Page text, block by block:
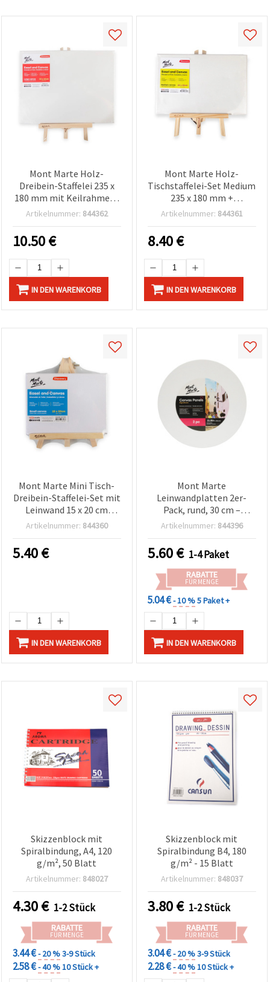
Mont Marte Holz-
Dreibein-Staffelei 235 x
180 mm mit Keilrahmen-
Leinwand 150 x 200 mm,
Artikelnummer: 844362
10.50€
IN DEN WARENKORB
Mont Marte Holz-
Tischstaffelei-Set Medium
235 x 180 mm +
Keilrahmen 20 x 30 cm -
Acryl-, Öl- und
Gouachefarben
Artikelnummer: 844361
8.40€
IN DEN WARENKORB
Mont Marte Mini Tisch-
Dreibein-Staffelei-Set mit
Leinwand 15 x 20 cm
(Staffelei 235 x 180 mm) –
Künstler-Mal- &
Präsentationsset für
Artikelnummer: 844360
5.40€
IN DEN WARENKORB
Mont Marte
Leinwandplatten 2er-
Pack, rund, 30 cm –
aufgezogene Malplatten
Artikelnummer: 844396
5.60€ 1-4 Paket
RABATTE
FÜR MENGE
5.04 €- 10 %5 Paket +
IN DEN WARENKORB
Skizzenblock mit
Spiralbindung, A4, 120
g/m², 50 Blatt
Artikelnummer: 848027
4.30€ 1-2 Stück
RABATTE
FÜR MENGE
3.44 €- 20 %3-9 Stück
2.58 €- 40 %10 Stück +
Skizzenblock mit
Spiralbindung B4, 180
g/m² - 15 Blatt
Artikelnummer: 848037
3.80€ 1-2 Stück
RABATTE
FÜR MENGE
3.04 €- 20 %3-9 Stück
2.28 €- 40 %10 Stück +